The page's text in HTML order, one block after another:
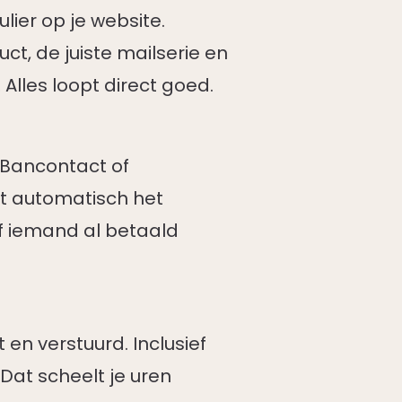
op je website.
de juiste mailserie en
loopt direct goed.
of
automatisch het
iemand al betaald
verstuurd. Inclusief
scheelt je uren